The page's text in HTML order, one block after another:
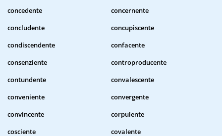
concedente
concernente
concludente
concupiscente
condiscendente
confacente
consenziente
controproducente
contundente
convalescente
conveniente
convergente
convincente
corpulente
cosciente
covalente